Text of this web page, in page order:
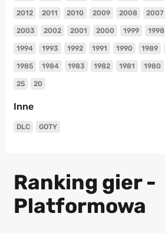
2012 2011 2010 2009 2008 2007
2003 2002 2001 2000 1999 1998
1994 1993 1992 1991 1990 1989
1985 1984 1983 1982 1981 1980
25 20
Inne
DLC GOTY
Ranking gier -
Platformowa